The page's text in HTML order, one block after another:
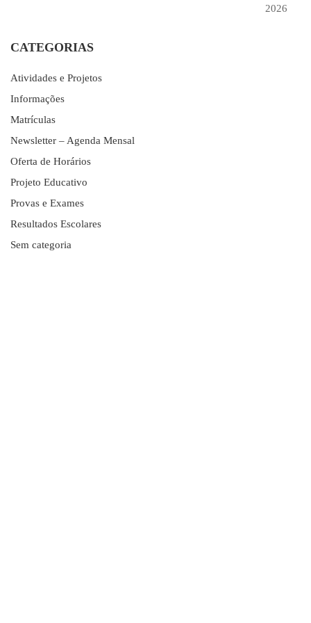
2026
CATEGORIAS
Atividades e Projetos
Informações
Matrículas
Newsletter – Agenda Mensal
Oferta de Horários
Projeto Educativo
Provas e Exames
Resultados Escolares
Sem categoria